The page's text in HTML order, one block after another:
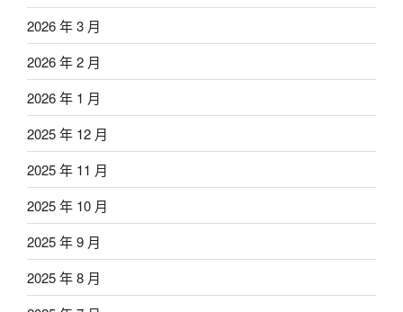
2026 年 3 月
2026 年 2 月
2026 年 1 月
2025 年 12 月
2025 年 11 月
2025 年 10 月
2025 年 9 月
2025 年 8 月